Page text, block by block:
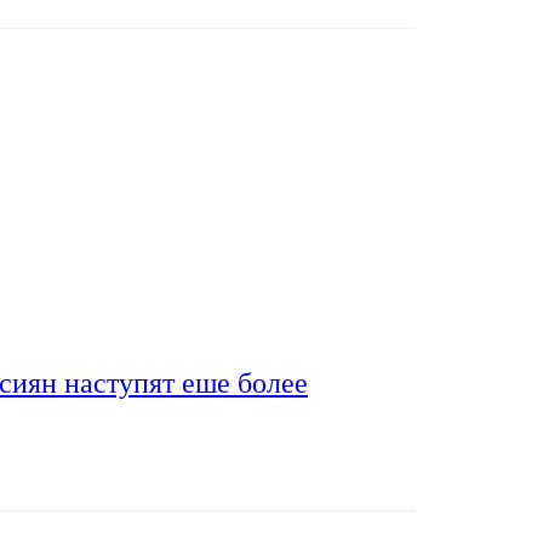
наступят еше более